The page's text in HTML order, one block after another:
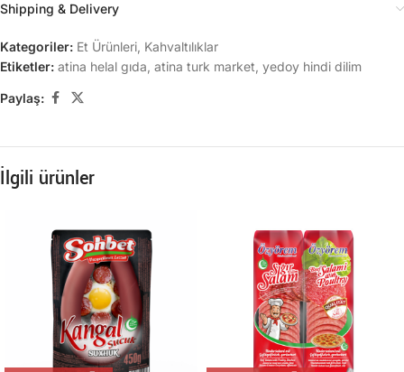
Shipping & Delivery
Kategoriler: Et Ürünleri Kahvaltılıklar
Etiketler: atina helal gıda atina turk market yedoy hindi dilim
Paylaş:
İlgili ürünler